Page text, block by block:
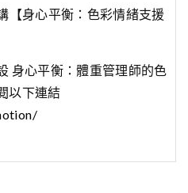
【身心平衡：色彩情緒支援
身心平衡：體重管理師的色
以下連結